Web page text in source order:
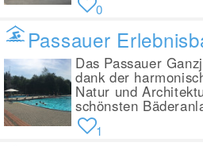
0
Passauer
Das Passauer
dank der
Natur und
schönsten
1